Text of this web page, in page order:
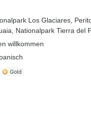
Los Glaciares ,
, Nationalpark Tierra del
willkommen